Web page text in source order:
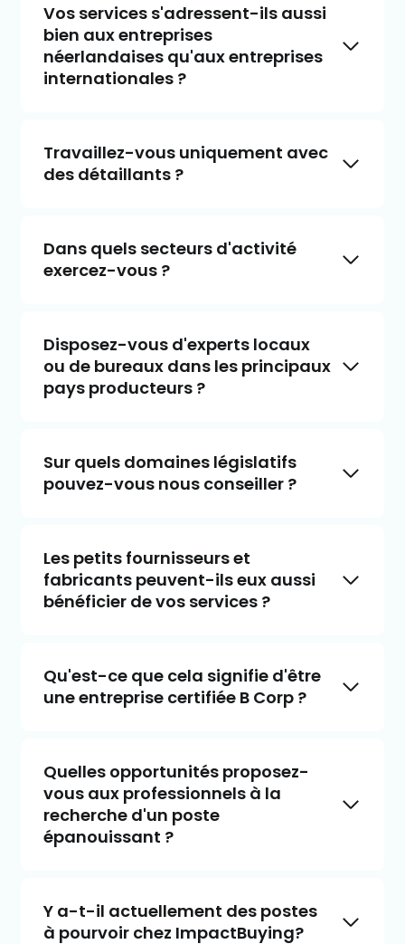
Vos services s'adressent-ils aussi
bien aux entreprises
néerlandaises qu'aux entreprises
internationales ?
Travaillez-vous uniquement avec
des détaillants ?
Dans quels secteurs d'activité
exercez-vous ?
Disposez-vous d'experts locaux
ou de bureaux dans les principaux
pays producteurs ?
Sur quels domaines législatifs
pouvez-vous nous conseiller ?
Les petits fournisseurs et
fabricants peuvent-ils eux aussi
bénéficier de vos services ?
Qu'est-ce que cela signifie d'être
une entreprise certifiée B Corp ?
Quelles opportunités proposez-
vous aux professionnels à la
recherche d'un poste
épanouissant ?
Y a-t-il actuellement des postes
à pourvoir chez ImpactBuying?